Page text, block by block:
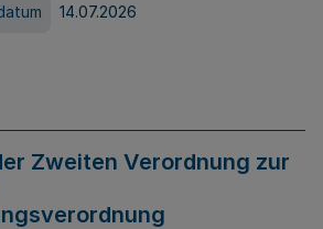
14.07.2026
Zweiten Verordnung zur